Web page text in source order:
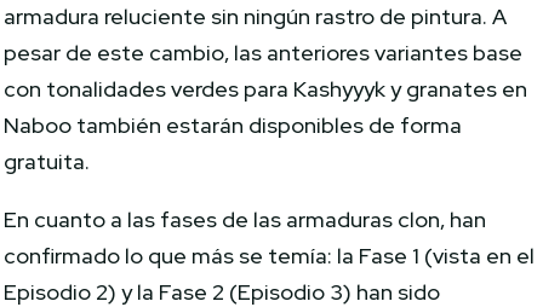
armadura reluciente sin ningún rastro de pintura. A
pesar de este cambio, las anteriores variantes base
con tonalidades verdes para Kashyyyk y granates en
Naboo también estarán disponibles de forma
gratuita.
En cuanto a las fases de las armaduras clon, han
confirmado lo que más se temía: la Fase 1 (vista en el
Episodio 2) y la Fase 2 (Episodio 3) han sido